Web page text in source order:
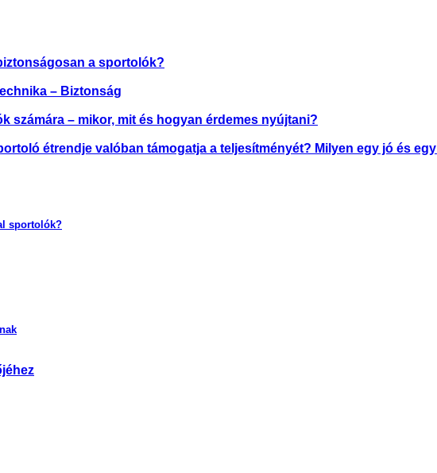
a sportolók?
– Biztonság
számára – mikor, mit és hogyan érdemes nyújtani?
étrendje valóban támogatja a teljesítményét? Milyen egy jó és
sportolók?